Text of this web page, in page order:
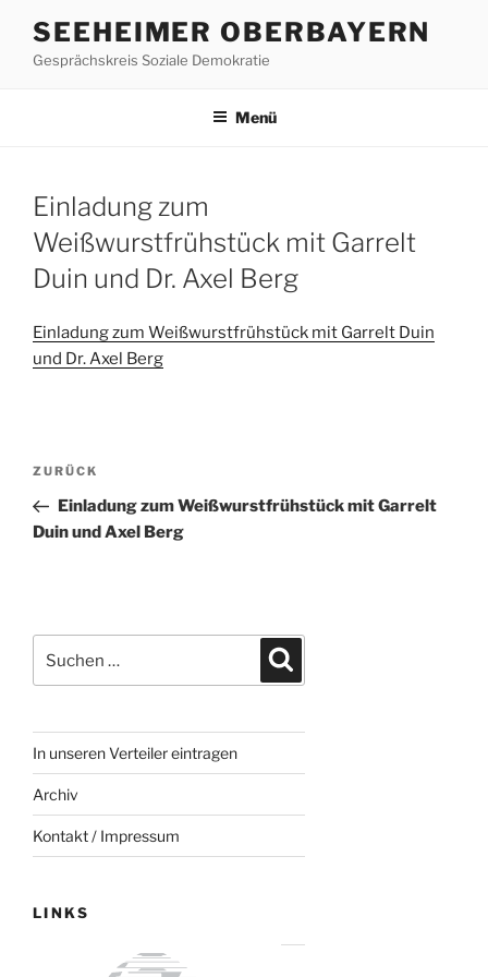
Inhalt
springen
SEEHEIMER OBERBAYERN
Gesprächskreis Soziale Demokratie
Menü
Einladung zum
Weißwurstfrühstück mit Garrelt
Duin und Dr. Axel Berg
Einladung zum Weißwurstfrühstück mit Garrelt Duin
und Dr. Axel Berg
Beitragsnavigation
Vorheriger
Beitrag
ZURÜCK
Einladung zum Weißwurstfrühstück mit Garrelt
Duin und Axel Berg
nach:
In unseren Verteiler eintragen
Archiv
Kontakt / Impressum
LINKS